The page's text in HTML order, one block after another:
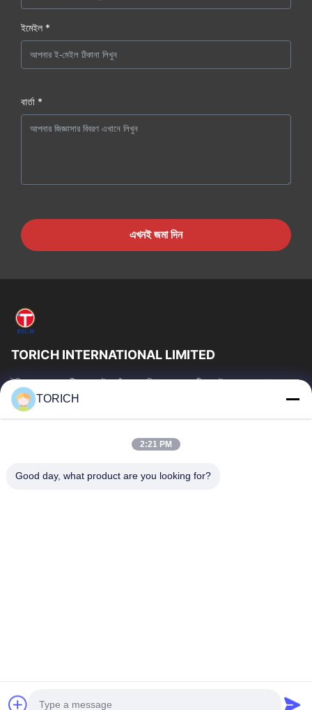
ইমেইল *
বার্তা *
এখনই জমা দিন
TORICH INTERNATIONAL LIMITED
টরিচ গ্রুপ হল একটি ওয়ান-স্টপ কাঁচামাল পরিষেবা প্রদানকারী যার উৎপাদন, গবেষণা ও
উন্নয়ন, ট্রেডিং, গুদামজাতকরণ এবং কাস্টমাইজড প্রক্রিয়াকরণে 30...
গুরুত্বপূর্ণ সংযোগ
পণ্য
কারখানা ভ্রমণ
মান নিয়ন্ত্রণ
কপিরাইট © 2015-2026 TORICH INTERNATIONAL LIMITED. সমস্ত অধিকার সংরক্ষিত।
TORICH
2:21 PM
Good day, what product are you looking for?